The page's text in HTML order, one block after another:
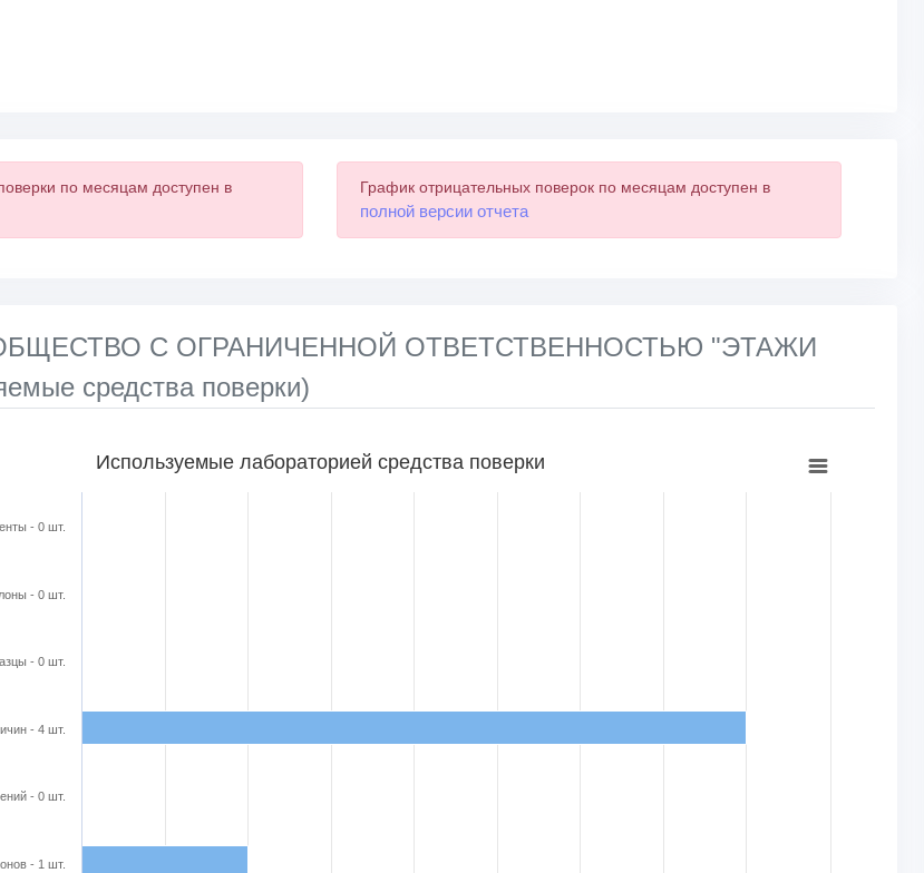
по месяцам доступен в График отрицательных поверок по месяцам доступен в
полной версии отчета
ОБЩЕСТВО С ОГРАНИЧЕННОЙ ОТВЕТСТВЕННОСТЬЮ "ЭТАЖИ
средства поверки)
Используемые лабораторией средства поверки
- 0 шт.
- 0 шт.
- 0 шт.
- 4 шт.
- 0 шт.
- 1 шт.